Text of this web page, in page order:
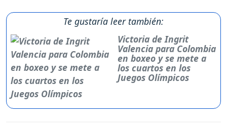
Te gustaría leer también:
Victoria de Ingrit
Valencia para Colombia
en boxeo y se mete a
los cuartos en los
Juegos Olímpicos